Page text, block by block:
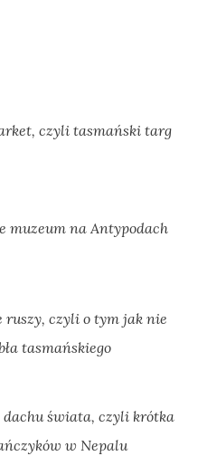
czyli tasmański targ
muzeum na Antypodach
ruszy, czyli o tym jak nie
tasmańskiego
świata, czyli krótka
w Nepalu